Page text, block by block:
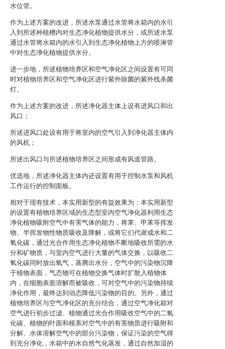
水位管。
作为上述方案的改进，所述水泵通过水管将水箱内的水引
入到所述种植槽内对生态净化植物提供水分，或所述水泵
通过水管将水箱内的水引入到生态净化植物上方的喷淋管
中对生态净化植物提供水分。
进一步地，所述植物培养区和空气净化区之间设置有可同
时对植物培养区和空气净化区进行紫外除菌的紫外线杀菌
灯。
作为上述方案的改进，所述净化器主体上设有进风口和出
风口；
所述进风口处设有用于将室内的空气引入到净化器主体内
的风机；
所述出风口与所述植物培养区之间形成有风道管路。
优选地，所述净化器主体内还设置有用于控制水泵和风机
工作运行的控制面板。
相对于现有技术，本实用新型的有益效果为：本实用新型
的设置有植物培养区域的生态型室内空气净化器利用生态
净化植物吸附空气中有害气体的能力，将苯、甲苯等挥发
物、半挥发物性物质吸收及降解，或将它们代谢成水和二
氧化碳，通过光合作用生态净化植物不断地吸收所需的水
分和矿物质，与室内空气进行大量的气体交换，以吸收二
氧化碳同时放出氧气，蒸腾出水分，空气中的污染物沉降
于植物表面，气态物可在植物交换气体时扩散入植物体
内，在细胞表面溶解而被吸收，可对空气中的污染物持续
净化作用，最终达到动态降低污染物的目的。另外，通过
植物培养区与空气净化区的充分结合，通过空气净化箱对
空气进行初步过滤、植物通过光合作用吸收空气中的二氧
化碳、植物的叶面和根系对空气中的有害物质进行吸附和
分解、水体溶解空气中的部分污染物，保证污染的空气得
到充分净化，水箱中的水自然气化蒸发，通过自然加湿的